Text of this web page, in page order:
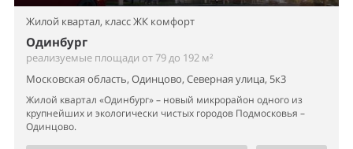
Жилой квартал, класс ЖК комфорт
Одинбург
реализуемые площади от 79 до 192 м²
Московская область, Одинцово, Северная улица, 5к3
Жилой квартал «Одинбург» – новый микрорайон одного из
крупнейших и экологически чистых городов Подмосковья –
Одинцово.